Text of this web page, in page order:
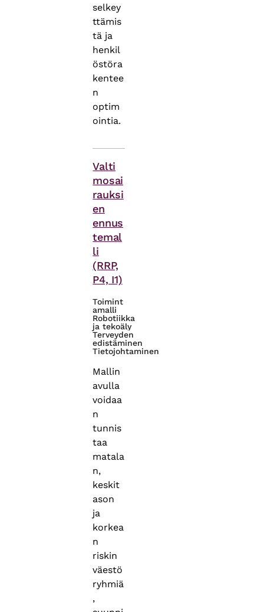
selkey
ttämis
tä ja
henkil
östöra
kentee
n
optim
ointia.
Valti
mosai
rauksi
en
ennus
temal
li
(RRP,
P4, I1)
Toimint
amalli
Robotiikka
ja tekoäly
Terveyden
edistäminen
Tietojohtaminen
Mallin
avulla
voidaa
n
tunnis
taa
matala
n,
keskit
ason
ja
korkea
n
riskin
väestö
ryhmiä
,